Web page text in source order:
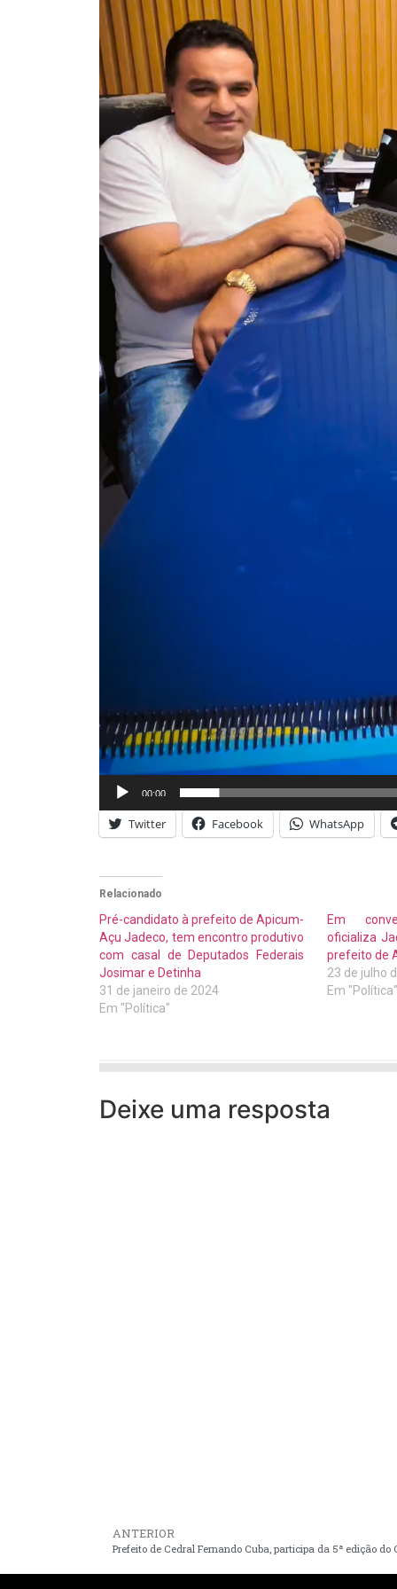
00:00
Twitter Facebook WhatsApp
Relacionado
Pré-candidato à prefeito de Apicum-
Açu Jadeco, tem encontro produtivo
com casal de Deputados Federais
Josimar e Detinha
31 de janeiro de 2024
Em "Política"
Em
oficializa
prefeito de
23 de julho
Em "Política"
Deixe uma resposta
ANTERIOR